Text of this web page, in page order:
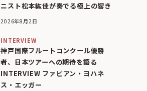
ニスト松本紘佳が奏でる極上の響き
2026年8月2日
INTERVIEW
神戸国際フルートコンクール優勝
者、日本ツアーへの期待を語る
INTERVIEW ファビアン・ヨハネ
ス・エッガー